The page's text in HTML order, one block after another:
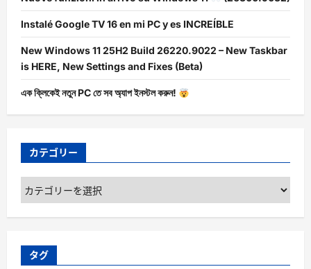
Instalé Google TV 16 en mi PC y es INCREÍBLE
New Windows 11 25H2 Build 26220.9022 – New Taskbar
is HERE, New Settings and Fixes (Beta)
এক ক্লিকেই নতুন PC তে সব অ্যাপ ইনস্টল করুন!
カテゴリー
カ
テ
ゴ
ー
タグ